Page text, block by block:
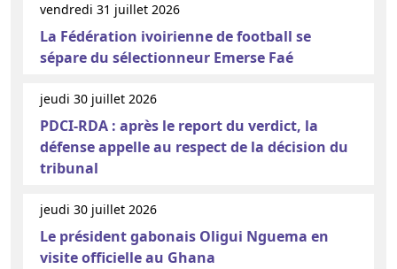
vendredi 31 juillet 2026
La Fédération ivoirienne de football se
sépare du sélectionneur Emerse Faé
jeudi 30 juillet 2026
PDCI-RDA : après le report du verdict, la
défense appelle au respect de la décision du
tribunal
jeudi 30 juillet 2026
Le président gabonais Oligui Nguema en
visite officielle au Ghana